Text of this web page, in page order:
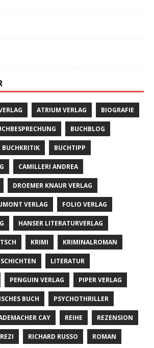
ATRIUM VERLAG BIOGRAFIE
BUCHBLOG
BUCHKRITIK BUCHTIPP
CAMILLERI ANDREA
DROEMER KNAUR VERLAG
VERLAG FOLIO VERLAG
HANSER LITERATURVERLAG
KRIMI KRIMINALROMAN
LITERATUR
PENGUIN VERLAG PIPER VERLAG
BUCH PSYCHOTHRILLER
CAY REIHE REZENSION
REZI RICHARD RUSSO ROMAN